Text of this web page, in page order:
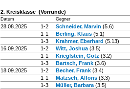
2. Kreisklasse (Vorrunde)
Datum Gegner
28.08.2025 1-2 Schneider, Marvin (5.6)
1-1
Berling, Klaus (5.1)
1-3
Krahmer, Eberhard (5.13)
16.09.2025
1-2 Witt, Joshua (3.5)
1-1
Krieglstein, Götz (3.2)
1-3
Bartsch, Frank (3.6)
18.09.2025
1-2 Becher, Frank (3.4)
1-1
Mätzsch, Alfons (3.3)
1-3
Müller, Barbara (3.5)